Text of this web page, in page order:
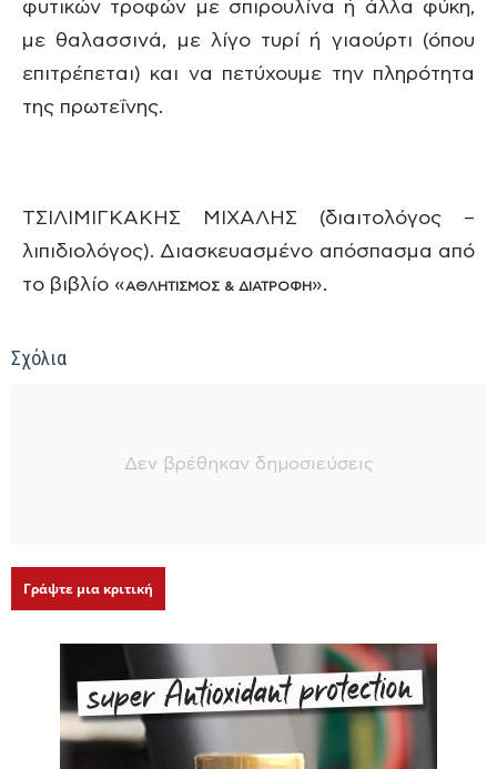
φυτικών τροφών με σπιρουλίνα ή άλλα φύκη,
με θαλασσινά, με λίγο τυρί ή γιαούρτι (όπου
επιτρέπεται) και να πετύχουμε την πληρότητα
της πρωτεΐνης.
ΤΣΙΛΙΜΙΓΚΑΚΗΣ ΜΙΧΑΛΗΣ (διαιτολόγος –
λιπιδιολόγος). Διασκευασμένο απόσπασμα από
το βιβλίο «ΑΘΛΗΤΙΣΜΟΣ & ΔΙΑΤΡΟΦΗ ».
Σχόλια
Δεν βρέθηκαν δημοσιεύσεις
Γράψτε μια κριτική